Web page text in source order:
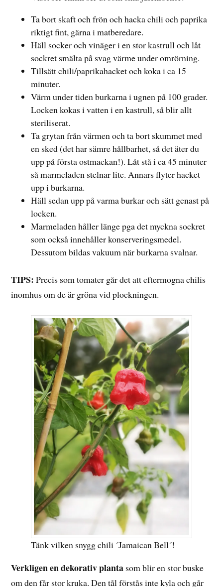
Ta bort skaft och frön och hacka chili och paprika
riktigt fint, gärna i matberedare.
Häll socker och vinäger i en stor kastrull och låt
sockret smälta på svag värme under omrörning.
Tillsätt chili/paprikahacket och koka i ca 15
minuter.
Värm under tiden burkarna i ugnen på 100 grader.
Locken kokas i vatten i en kastrull, så blir allt
steriliserat.
Ta grytan från värmen och ta bort skummet med
en sked (det har sämre hållbarhet, så det äter du
upp på första ostmackan!). Låt stå i ca 45 minuter
så marmeladen stelnar lite. Annars flyter hacket
upp i burkarna.
Häll sedan upp på varma burkar och sätt genast på
locken.
Marmeladen håller länge pga det myckna sockret
som också innehåller konserveringsmedel.
Dessutom bildas vakuum när burkarna svalnar.
TIPS: Precis som tomater går det att eftermogna chilis
inomhus om de är gröna vid plockningen.
Tänk vilken snygg chili ´Jamaican Bell´!
Verkligen en dekorativ planta som blir en stor buske
om den får stor kruka. Den tål förstås inte kyla och går